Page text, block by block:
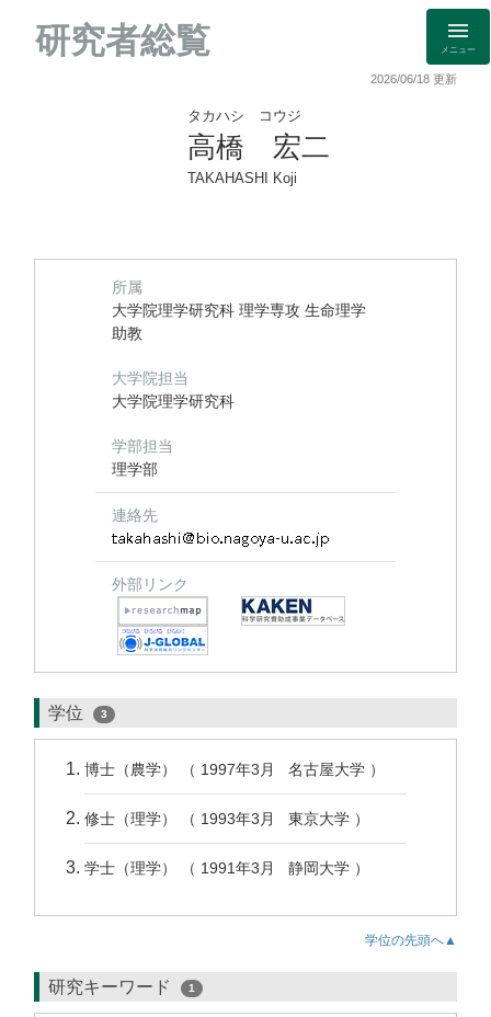
研究者総覧 メニュー
2026/06/18 更新
タカハシ コウジ
高橋 宏二
TAKAHASHI Koji
所属
大学院理学研究科 理学専攻 生命理学
助教
大学院担当
大学院理学研究科
学部担当
理学部
連絡先
外部リンク
学位 3
博士（農学） （ 1997年3月 名古屋大学 ）
修士（理学） （ 1993年3月 東京大学 ）
学士（理学） （ 1991年3月 静岡大学 ）
学位の先頭へ▲
研究キーワード 1